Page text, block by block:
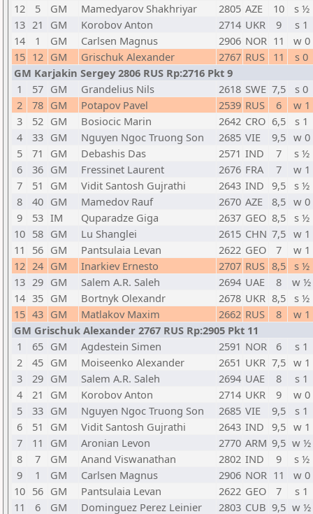
12
5 GM Mamedyarov Shakhriyar 2805 AZE 10
s ½
13 21 GM Korobov Anton 2714 UKR 9
s 1
14
1 GM Carlsen Magnus 2906 NOR 11
w 0
15 12 GM Grischuk Alexander 2767 RUS 11
s 0
GM Karjakin Sergey 2806 RUS Rp:2716 Pkt 9
1
57 GM Grandelius Nils 2618 SWE 7,5
s 0
2
78 GM Potapov Pavel 2539 RUS 6
w 1
3
52 GM Bosiocic Marin 2642 CRO 6,5
s 1
4
33 GM Nguyen Ngoc Truong Son 2685 VIE 9,5 w 0
5
71 GM Debashis Das 2571 IND 7
s ½
6
36 GM Fressinet Laurent 2676 FRA 7
w 1
7
51 GM Vidit Santosh Gujrathi 2643 IND 9,5
s ½
8
40 GM Mamedov Rauf 2670 AZE 8,5 w 0
9
53 IM Quparadze Giga 2637 GEO 8,5
s ½
10 58 GM Lu Shanglei 2615 CHN 7,5 w 1
11
56 GM Pantsulaia Levan 2622 GEO 7
w 1
12 24 GM Inarkiev Ernesto 2707 RUS 8,5
s ½
13 29 GM Salem A.R. Saleh 2694 UAE 8
w ½
14 35 GM Bortnyk Olexandr 2678 UKR 8,5
s ½
15 43 GM Matlakov Maxim 2662 RUS 8
w 1
GM Grischuk Alexander 2767 RUS Rp:2905 Pkt 11
1
65 GM Agdestein Simen 2591 NOR 6
s 1
2
45 GM Moiseenko Alexander 2651 UKR 7,5 w 1
3
29 GM Salem A.R. Saleh 2694 UAE 8
s 1
4
21 GM Korobov Anton 2714 UKR 9
w 0
5
33 GM Nguyen Ngoc Truong Son 2685 VIE 9,5
s 1
6
51 GM Vidit Santosh Gujrathi 2643 IND 9,5 w 1
7
11 GM Aronian Levon 2770 ARM 9,5 w ½
8
7 GM Anand Viswanathan 2802 IND 9
s ½
9
1 GM Carlsen Magnus 2906 NOR 11
w 0
10 56 GM Pantsulaia Levan 2622 GEO 7
s 1
11
6 GM Dominguez Perez Leinier 2803 CUB 9,5 w ½